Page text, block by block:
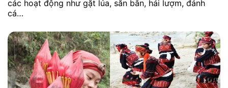
các hoạt động như gặt lúa, săn bắn, hái lượm, đánh
cá…